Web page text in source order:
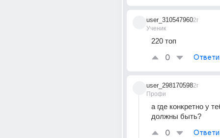
user_310547960
Ученик
2г
220 топ
0
user_298170598
Профи
2г
а где конкретно у
должны быть?
0